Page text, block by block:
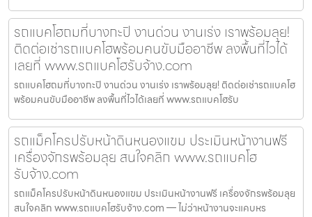
รถแบคโฮถมที่บางกะปิ งานด่วน งานเร่ง เราพร้อมลุย!
ติดต่อเช่ารถแบคโฮพร้อมคนขับมืออาชีพ ลงพื้นที่ไวได้
เลยที่ www.รถแบคโฮรับจ้าง.com
รถแบคโฮถมที่บางกะปิ งานด่วน งานเร่ง เราพร้อมลุย! ติดต่อเช่ารถแบคโฮ
พร้อมคนขับมืออาชีพ ลงพื้นที่ไวได้เลยที่ www.รถแบคโฮรับ
รถแม็คโครปรับหน้าดินหนองแขม ประเมินหน้างานฟรี
เครื่องจักรพร้อมลุย สนใจคลิก www.รถแบคโฮ
รับจ้าง.com
รถแม็คโครปรับหน้าดินหนองแขม ประเมินหน้างานฟรี เครื่องจักรพร้อมลุย
สนใจคลิก www.รถแบคโฮรับจ้าง.com — ไม่ว่าหน้างานจะแคบหร